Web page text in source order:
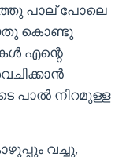
പാല് പോലെ
കൊണ്ടു
എന്റെ
പാൽ നിറമുള്ള
വച്ചു,